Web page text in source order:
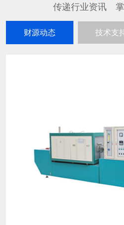
传递行业资讯
财源动态 技术支